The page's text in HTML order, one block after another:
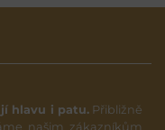
hlavu i patu.Přibližně
našim zákazníkům